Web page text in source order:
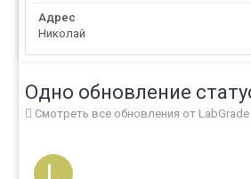
Адрес
Николай
Одно обновление
Смотреть все обновления от LabGrade